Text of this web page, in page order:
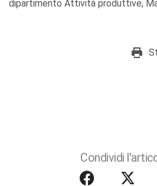
dipartimento Attività produttive,
Condividi